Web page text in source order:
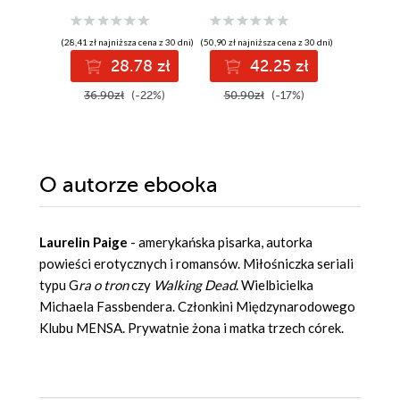
(28,41 zł najniższa cena z 30 dni)
28.78 zł
36.90zł (-22%)
(50,90 zł najniższa cena z 30 dni)
42.25 zł
50.90zł (-17%)
O autorze ebooka
Laurelin Paige - amerykańska pisarka, autorka
powieści erotycznych i romansów. Miłośniczka seriali
typu Gra o tronczy Walking Dead. Wielbicielka
Michaela Fassbendera. Członkini Międzynarodowego
Klubu MENSA. Prywatnie żona i matka trzech córek.